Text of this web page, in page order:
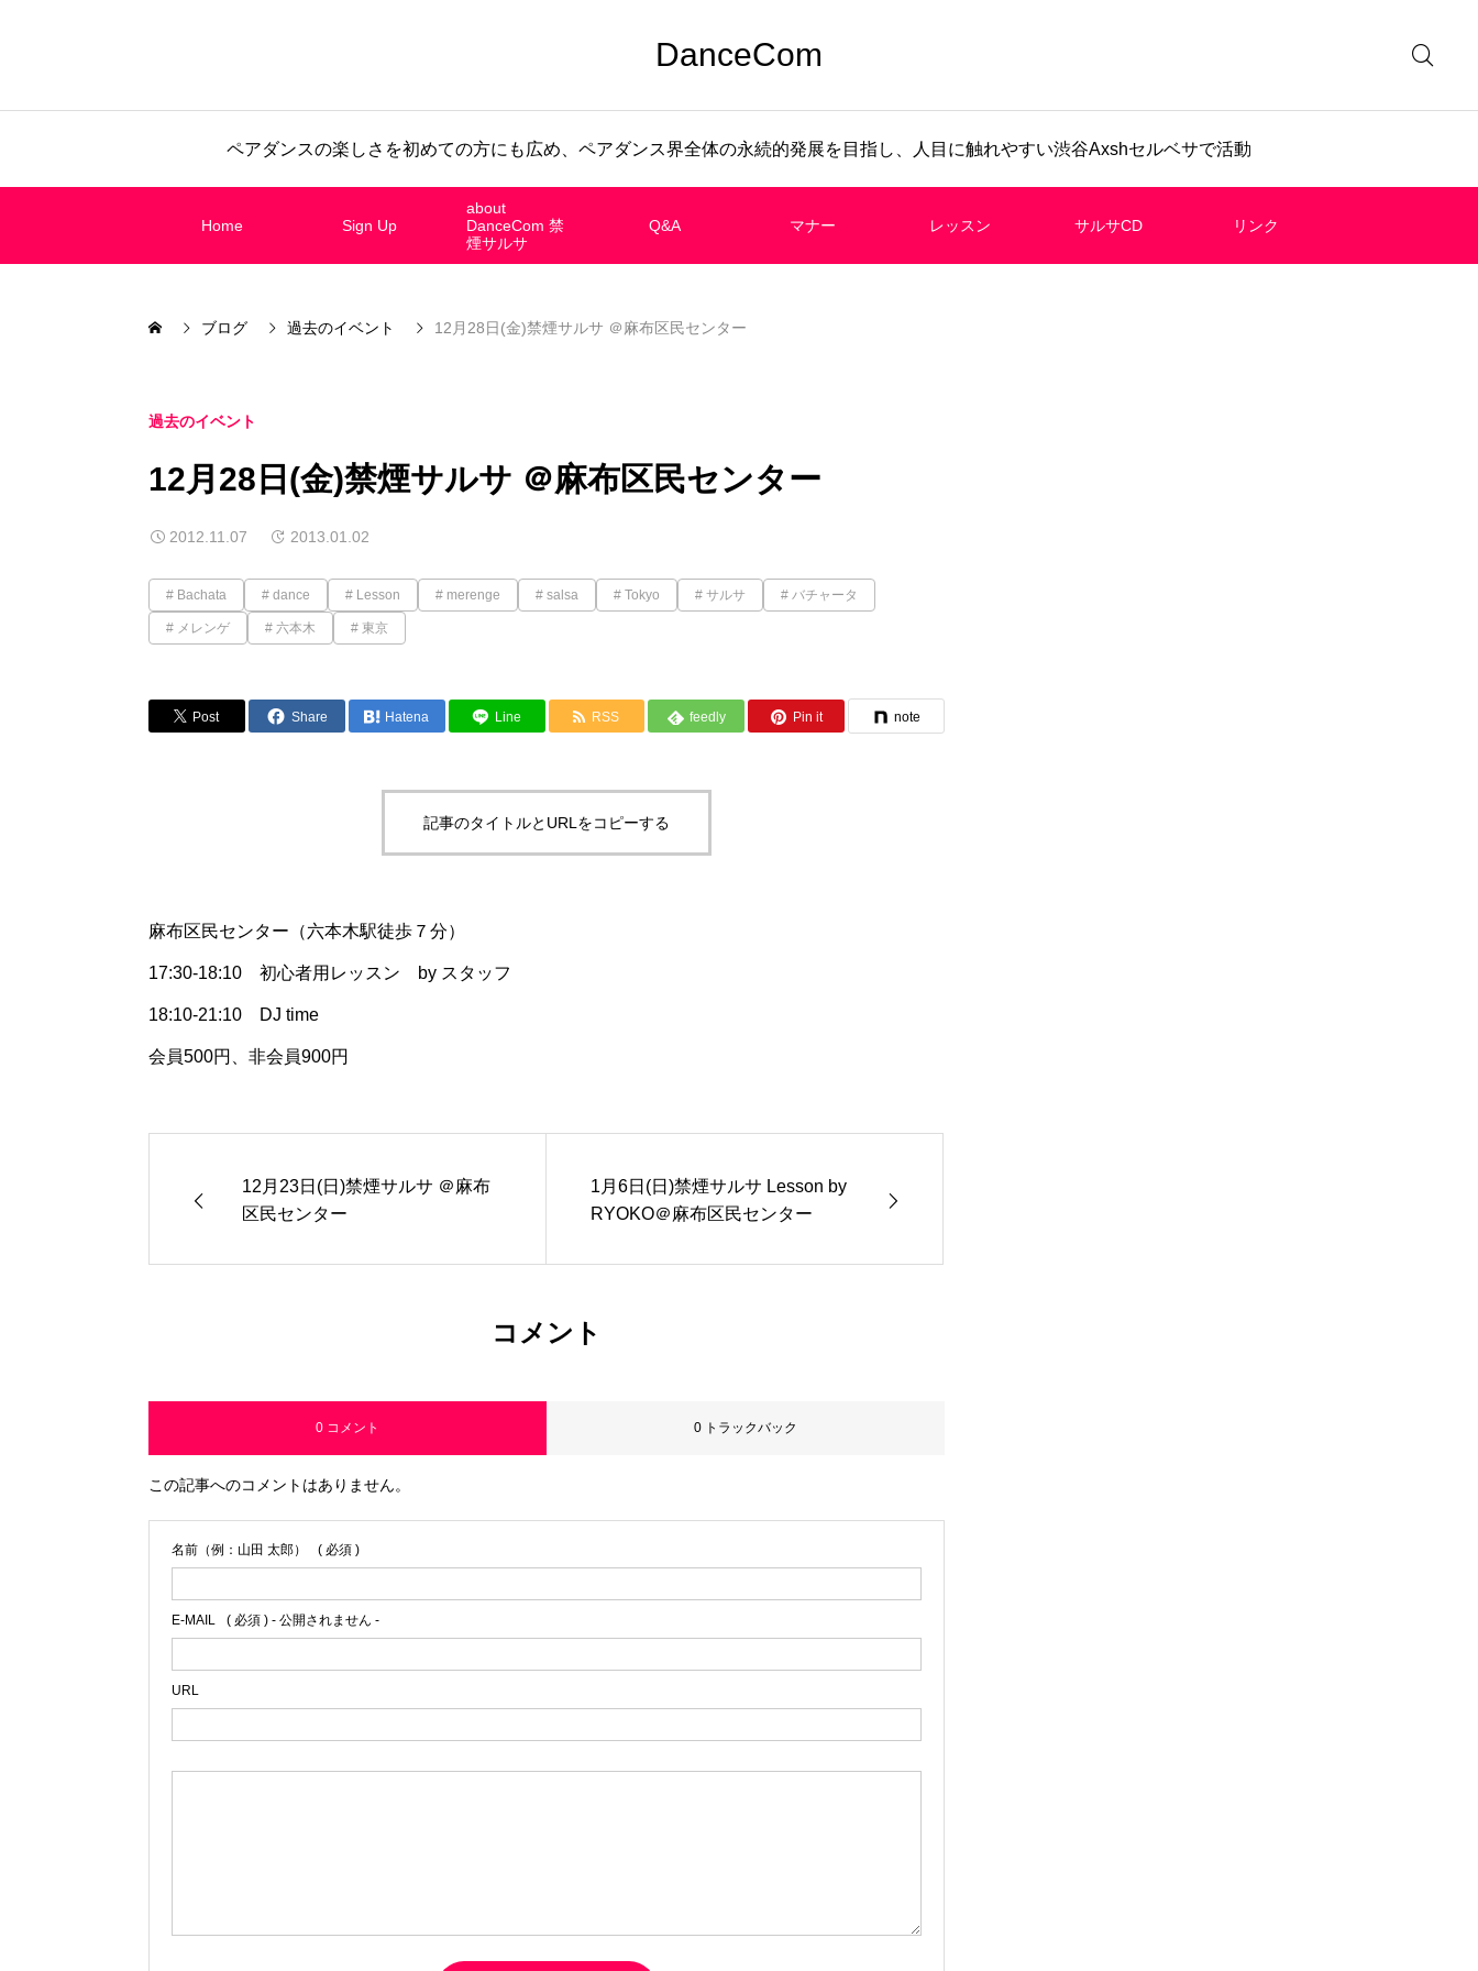
DanceCom
ペアダンスの楽しさを初めての方にも広め、ペアダンス界全体の永続的発展を目指し、人目に触れやすい渋谷Axshセルベサで活動
Home Sign Up
about
DanceCom 禁
煙サルサ
Q&A マナー レッスン サルサCD リンク
ブログ 過去のイベント 12月28日(金)禁煙サルサ ＠麻布区民センター
過去のイベント
12月28日(金)禁煙サルサ ＠麻布区民センター
2012.11.07 2013.01.02
Bachata dance Lesson merenge salsa Tokyo サルサ バチャータ
メレンゲ 六本木 東京
Post Share Hatena Line RSS feedly Pin it note
記事のタイトルとURLをコピーする
麻布区民センター（六本木駅徒歩７分）
17:30-18:10 初心者用レッスン by スタッフ
18:10-21:10 DJ time
会員500円、非会員900円
12月23日(日)禁煙サルサ ＠麻布
区民センター
1月6日(日)禁煙サルサ Lesson by
RYOKO＠麻布区民センター
コメント
0 コメント 0 トラックバック
この記事へのコメントはありません。
名前（例：山田 太郎） ( 必須 )
E-MAIL ( 必須 ) - 公開されません -
URL